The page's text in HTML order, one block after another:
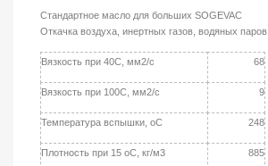
Стандартное масло для больших SOGEVAC
Откачка воздуха, инертных газов, водяных паров
Вязкость при 40С, мм2/c 68
Вязкость при 100С, мм2/c 9
Температура вспышки, oС 248
Плотность при 15 oC, кг/м3 885